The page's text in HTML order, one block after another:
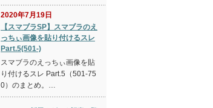
2020年7月19日
【スマブラSP】スマブラのえ
っちぃ画像を貼り付けるスレ
Part.5(501-)
スマブラのえっちぃ画像を貼
り付けるスレ Part.5（501-75
0）のまとめ。…